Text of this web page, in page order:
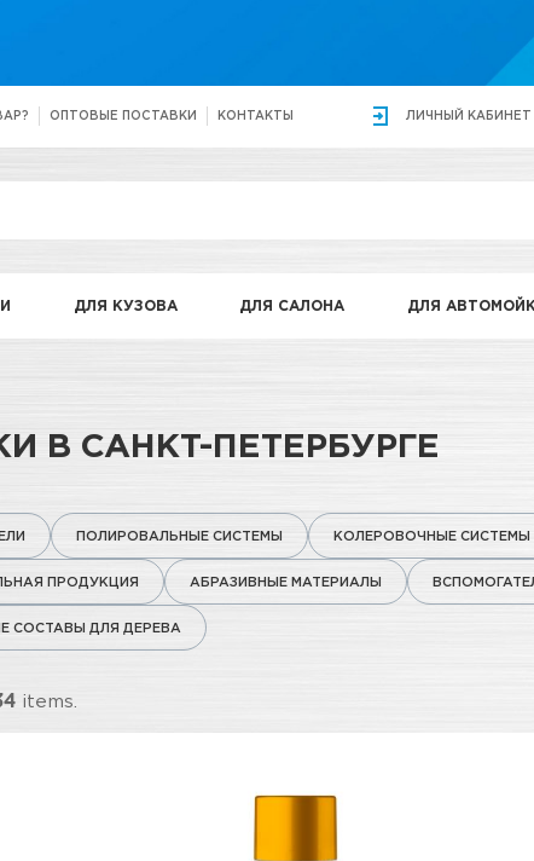
ОПТОВЫЕ ПОСТАВКИ КОНТАКТЫ ЛИЧНЫЙ КАБИНЕТ
ДЛЯ КУЗОВА ДЛЯ САЛОНА ДЛЯ
В САНКТ-ПЕТЕРБУРГЕ
ПОЛИРОВАЛЬНЫЕ СИСТЕМЫ КОЛЕРОВОЧНЫЕ СИСТЕМЫ
ПРОДУКЦИЯ АБРАЗИВНЫЕ МАТЕРИАЛЫ
СОСТАВЫ ДЛЯ ДЕРЕВА
items.